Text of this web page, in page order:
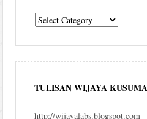
komentar
TULISAN WIJAYA
http://wijayalabs.blogspot.com